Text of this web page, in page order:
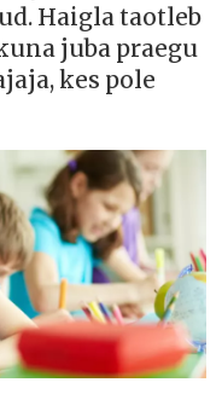
Haigla taotleb
juba praegu
kes pole